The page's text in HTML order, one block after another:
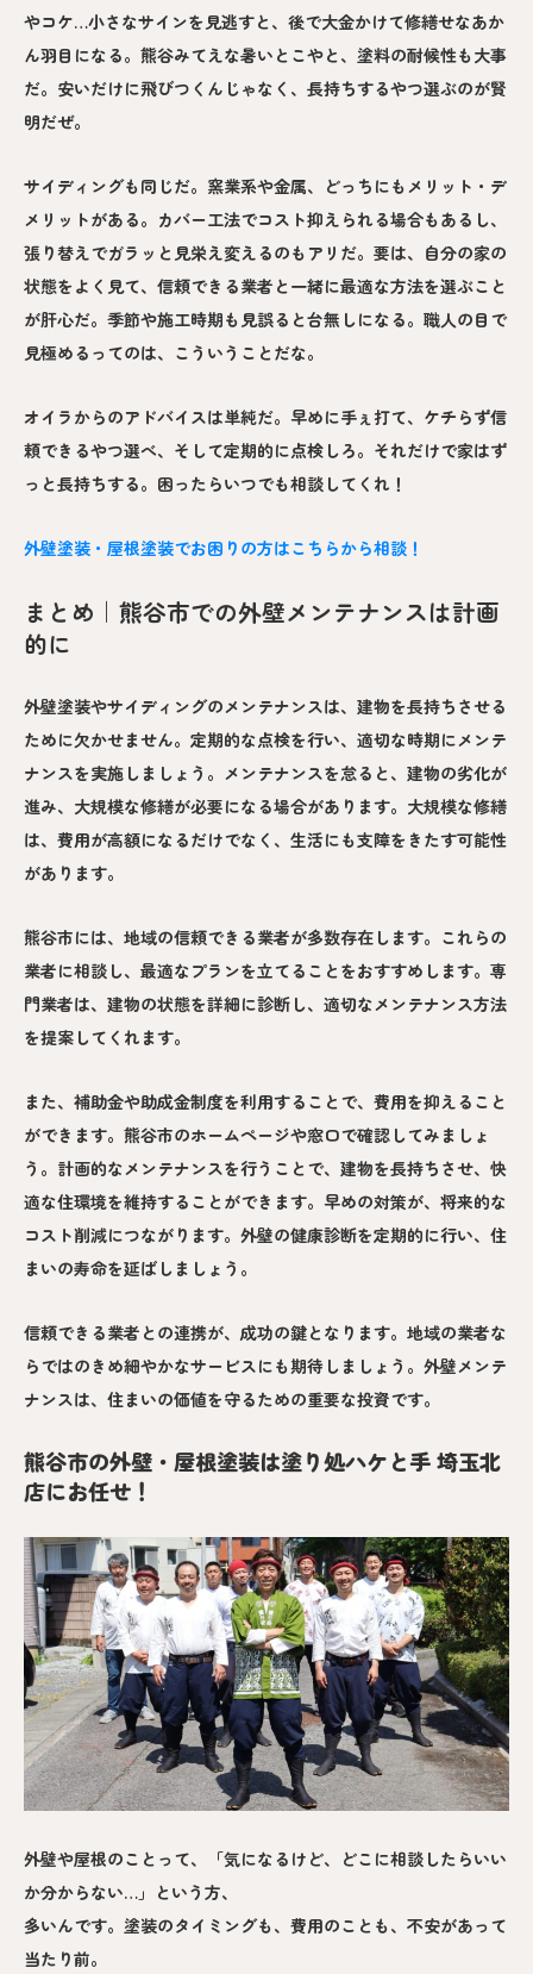
やコケ…小さなサインを見逃すと、後で大金かけて修繕せなあか
ん羽目になる。熊谷みてえな暑いとこやと、塗料の耐候性も大事
だ。安いだけに飛びつくんじゃなく、長持ちするやつ選ぶのが賢
明だぜ。
サイディングも同じだ。窯業系や金属、どっちにもメリット・デ
メリットがある。カバー工法でコスト抑えられる場合もあるし、
張り替えでガラッと見栄え変えるのもアリだ。要は、自分の家の
状態をよく見て、信頼できる業者と一緒に最適な方法を選ぶこと
が肝心だ。季節や施工時期も見誤ると台無しになる。職人の目で
見極めるってのは、こういうことだな。
オイラからのアドバイスは単純だ。早めに手ぇ打て、ケチらず信
頼できるやつ選べ、そして定期的に点検しろ。それだけで家はず
っと長持ちする。困ったらいつでも相談してくれ！
外壁塗装・屋根塗装でお困りの方はこちらから相談！
まとめ｜熊谷市での外壁メンテナンスは計画
的に
外壁塗装やサイディングのメンテナンスは、建物を長持ちさせる
ために欠かせません。定期的な点検を行い、適切な時期にメンテ
ナンスを実施しましょう。メンテナンスを怠ると、建物の劣化が
進み、大規模な修繕が必要になる場合があります。大規模な修繕
は、費用が高額になるだけでなく、生活にも支障をきたす可能性
があります。
熊谷市には、地域の信頼できる業者が多数存在します。これらの
業者に相談し、最適なプランを立てることをおすすめします。専
門業者は、建物の状態を詳細に診断し、適切なメンテナンス方法
を提案してくれます。
また、補助金や助成金制度を利用することで、費用を抑えること
ができます。熊谷市のホームページや窓口で確認してみましょ
う。計画的なメンテナンスを行うことで、建物を長持ちさせ、快
適な住環境を維持することができます。早めの対策が、将来的な
コスト削減につながります。外壁の健康診断を定期的に行い、住
まいの寿命を延ばしましょう。
信頼できる業者との連携が、成功の鍵となります。地域の業者な
らではのきめ細やかなサービスにも期待しましょう。外壁メンテ
ナンスは、住まいの価値を守るための重要な投資です。
熊谷市の外壁・屋根塗装は塗り処ハケと手 埼玉北
店にお任せ！
外壁や屋根のことって、「気になるけど、どこに相談したらいい
か分からない…」という方、
多いんです。塗装のタイミングも、費用のことも、不安があって
当たり前。